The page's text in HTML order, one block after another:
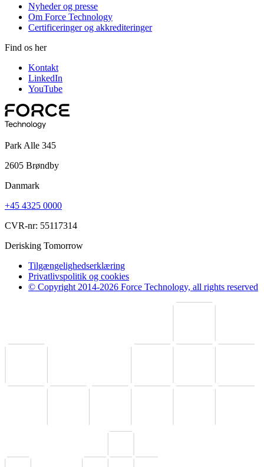
Nyheder og presse
Om Force Technology
Certificeringer og akkrediteringer
Find os her
Kontakt
LinkedIn
YouTube
Park Alle 345
2605 Brøndby
Danmark
+45 4325 0000
CVR-nr: 55117314
Derisking Tomorrow
Tilgængelighedserklæring
Privatlivspolitik og cookies
© Copyright 2014-2026 Force Technology, all rights reserved